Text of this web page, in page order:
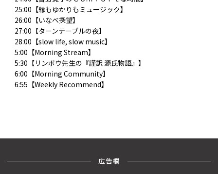
25:00【縁もゆかりもミュージック】
26:00【いなべ探望】
27:00【ターンテーブルの夜】
28:00【slow life, slow music】
5:00【Morning Stream】
5:30【リンボウ先生の『謹訳 源氏物語』】
6:00【Morning Community】
6:55【Weekly Recommend】
広告欄